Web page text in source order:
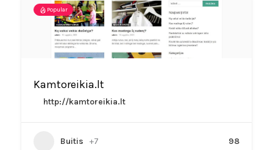
Popular
Kamtoreikia.lt
http://kamtoreikia.lt
Buitis +7 98